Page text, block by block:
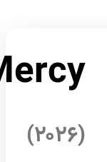
Mercy
(۲۰۲۶)